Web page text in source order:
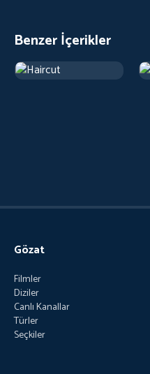
Benzer İçerikler
Gözat
Filmler
Diziler
Canlı Kanallar
Türler
Seçkiler